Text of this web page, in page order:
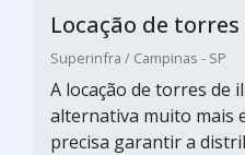
Locação de
Superinfra / Campinas - SP
A locação de torres de
alternativa muito mais
precisa garantir a